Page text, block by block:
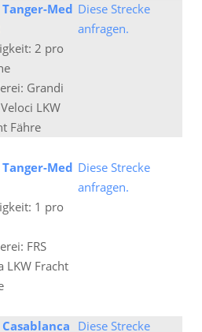
Tanger-Med Diese Strecke
anfragen.
2 pro
Grandi
LKW
Fähre
Tanger-Med Diese Strecke
anfragen.
1 pro
FRS
LKW Fracht
Casablanca Diese Strecke